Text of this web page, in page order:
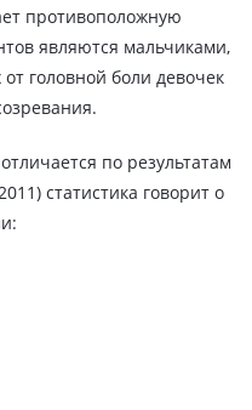
противоположную
являются мальчиками,
головной боли девочек
по результатам
статистика говорит о